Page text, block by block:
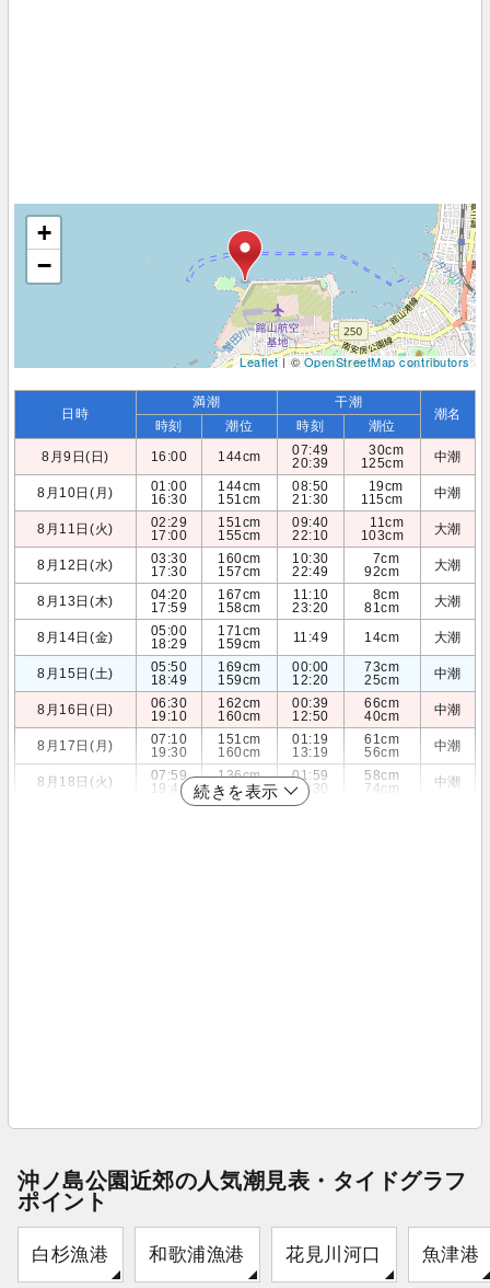
+
−
Leaflet| ©OpenStreetMap contributors
日時
満潮 干潮
潮名
時刻 潮位 時刻
潮位
8月9日(日)
16:00 144cm
07:49
20:39
30cm
125cm
中潮
8月10日(月)
01:00
16:30
144cm
151cm
08:50
21:30
19cm
115cm
中潮
8月11日(火)
02:29
17:00
151cm
155cm
09:40
22:10
11cm
103cm
大潮
8月12日(水)
03:30
17:30
160cm
157cm
10:30
22:49
7cm
92cm
大潮
8月13日(木)
04:20
17:59
167cm
158cm
11:10
23:20
8cm
81cm
大潮
8月14日(金)
05:00
18:29
171cm
159cm
11:49 14cm 大潮
8月15日(土)
05:50
18:49
169cm
159cm
00:00
12:20
73cm
25cm
中潮
8月16日(日)
06:30
19:10
162cm
160cm
00:39
12:50
66cm
40cm
中潮
8月17日(月)
07:10
19:30
151cm
160cm
01:19
13:19
61cm
56cm
中潮
8月18日(火)
07:59
19:49
136cm
159cm
01:59
13:30
58cm
74cm
中潮
続きを表示
沖ノ島公園近郊の人気潮見表・タイドグラフ
ポイント
白杉漁港 和歌浦漁港 花見川河口 魚津港